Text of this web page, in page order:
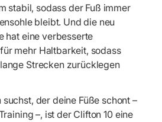
stabil, sodass der Fuß immer
bleibt. Und die neu
hat eine verbesserte
mehr Haltbarkeit, sodass
Strecken zurücklegen
der deine Füße schont –
–, ist der Clifton 10 eine